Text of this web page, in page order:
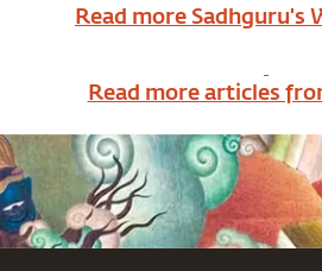
Read more Sadhguru's
Read more articles